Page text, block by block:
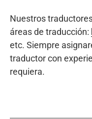
Nuestros
áreas de traducción:
etc. Siempre
traductor con
requiera.